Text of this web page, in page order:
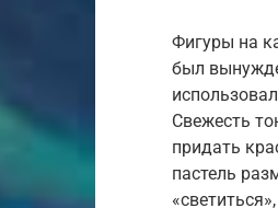
Фигуры на
был
Свежесть
придать
пастель